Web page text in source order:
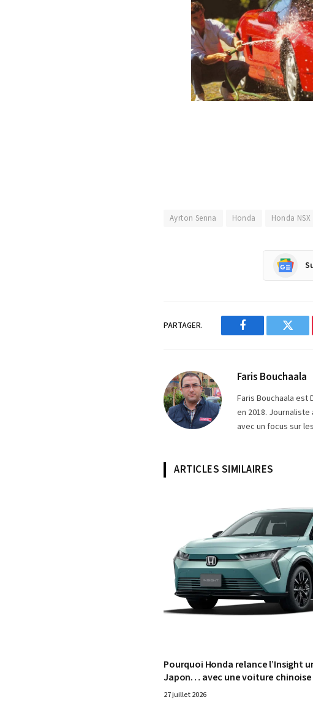
Ayrton Senna Honda Honda NSX
PARTAGER.
Facebook
Faris Bouchaala
Faris Bouchaala
en 2018.
avec un focus sur
ARTICLES SIMILAIRES
Pourquoi Honda relance l’Insight
Japon… avec une voiture chinoise
27 juillet 2026